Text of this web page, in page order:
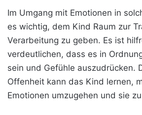
Im Umgang mit Emotionen in
es wichtig, dem Kind Raum zur
Verarbeitung zu geben. Es ist
verdeutlichen, dass es in
sein und Gefühle auszudrücken.
Offenheit kann das Kind lernen,
Emotionen umzugehen und sie